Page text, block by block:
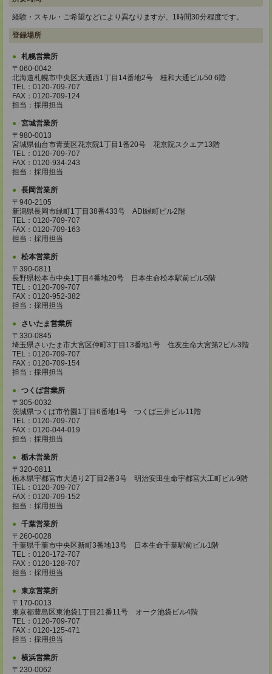
経験・スキル・ご希望などにより異なりますが、1時間30分程度です。
登録場所
札幌営業所
〒060-0042
北海道札幌市中央区大通西1丁目14番地2号 桂和大通ビル50 6階
TEL：0120-709-707
FAX：0120-709-124
担当：採用担当
宮城営業所
〒980-0013
宮城県仙台市青葉区花京院1丁目1番20号 花京院スクエア13階
TEL：0120-709-707
FAX：0120-934-243
担当：採用担当
長岡営業所
〒940-2105
新潟県長岡市緑町1丁目38番433号 ADI緑町ビル2階
TEL：0120-709-707
FAX：0120-709-163
担当：採用担当
松本営業所
〒390-0811
長野県松本市中央1丁目4番地20号 日本生命松本駅前ビル5階
TEL：0120-709-707
FAX：0120-952-382
担当：採用担当
さいたま営業所
〒330-0845
埼玉県さいたま市大宮区仲町3丁目13番地1号 住友生命大宮第2ビル3階
TEL：0120-709-707
FAX：0120-709-154
担当：採用担当
つくば営業所
〒305-0032
茨城県つくば市竹園1丁目6番地1号 つくば三井ビル11階
TEL：0120-709-707
FAX：0120-044-019
担当：採用担当
栃木営業所
〒320-0811
栃木県宇都宮市大通り2丁目2番3号 明治安田生命宇都宮大工町ビル9階
TEL：0120-709-707
FAX：0120-709-152
担当：採用担当
千葉営業所
〒260-0028
千葉県千葉市中央区新町3番地13号 日本生命千葉駅前ビル1階
TEL：0120-172-707
FAX：0120-128-707
担当：採用担当
東京営業所
〒170-0013
東京都豊島区東池袋1丁目21番11号 オーク池袋ビル4階
TEL：0120-709-707
FAX：0120-125-471
担当：採用担当
横浜営業所
〒230-0062